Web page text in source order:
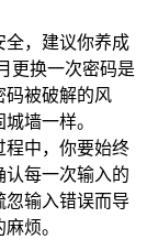
全，建议你养成
更换一次密码是
码被破解的风
墙一样。
程中，你要始终
认每一次输入的
忽输入错误而导
烦。